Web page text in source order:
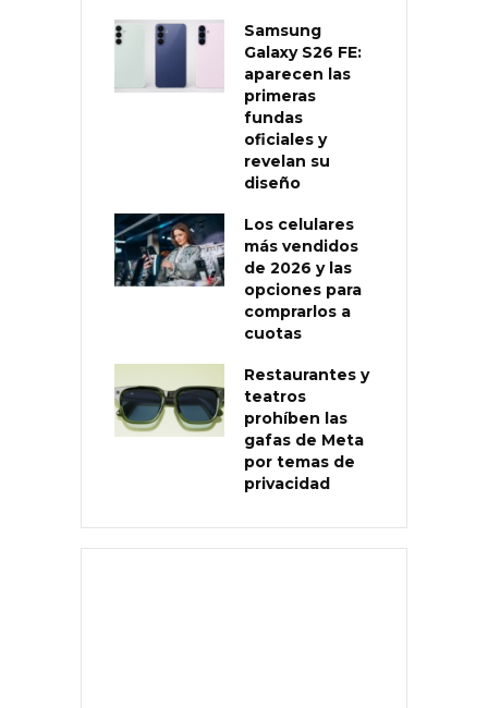
Samsung
Galaxy S26 FE:
aparecen las
primeras
fundas
oficiales y
revelan su
diseño
Los celulares
más vendidos
de 2026 y las
opciones para
comprarlos a
cuotas
Restaurantes y
teatros
prohíben las
gafas de Meta
por temas de
privacidad